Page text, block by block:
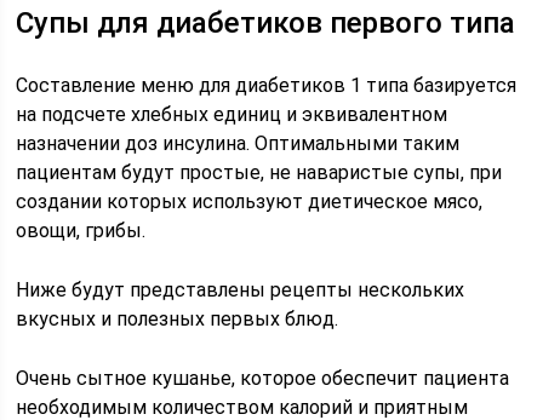
Супы для диабетиков первого типа
Составление меню для диабетиков 1 типа базируется
на подсчете хлебных единиц и эквивалентном
назначении доз инсулина. Оптимальными таким
пациентам будут простые, не наваристые супы, при
создании которых используют диетическое мясо,
овощи, грибы.
Ниже будут представлены рецепты нескольких
вкусных и полезных первых блюд.
Очень сытное кушанье, которое обеспечит пациента
необходимым количеством калорий и приятным